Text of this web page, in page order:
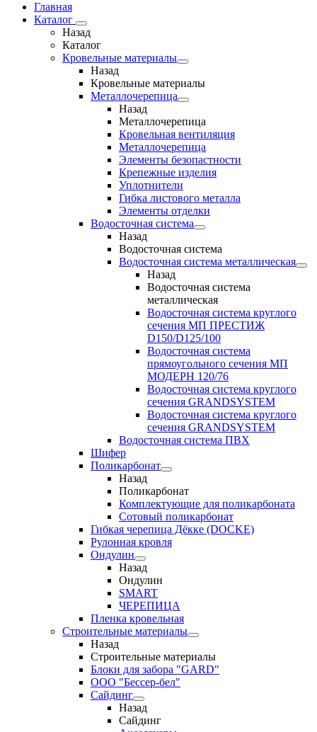
Главная
Каталог
Назад
Каталог
Кровельные материалы
Назад
Кровельные материалы
Металлочерепица
Назад
Металлочерепица
Кровельная вентиляция
Металлочерепица
Элементы безопастности
Крепежные изделия
Уплотнители
Гибка листового металла
Элементы отделки
Водосточная система
Назад
Водосточная система
Водосточная система металлическая
Назад
Водосточная система
металлическая
Водосточная система круглого
сечения МП ПРЕСТИЖ
D150/D125/100
Водосточная система
прямоугольного сечения МП
МОДЕРН 120/76
Водосточная система круглого
сечения GRANDSYSTEM
Водосточная система круглого
сечения GRANDSYSTEM
Водосточная система ПВХ
Шифер
Поликарбонат
Назад
Поликарбонат
Комплектующие для поликарбоната
Сотовый поликарбонат
Гибкая черепица Дёкке (DOCKE)
Рулонная кровля
Ондулин
Назад
Ондулин
SMART
ЧЕРЕПИЦА
Пленка кровельная
Строительные материалы
Назад
Строительные материалы
Блоки для забора "GARD"
ООО "Бессер-бел"
Сайдинг
Назад
Сайдинг